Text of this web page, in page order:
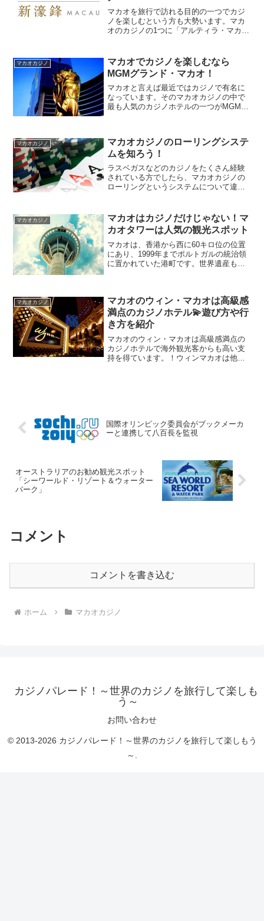
マカオを旅行で訪れる目的の一つでカジ
ノを楽しむという方も大勢います。マカ
オのカジノの1つに「アルティラ・マカオ
カオ国際空港からは車で約10分程度の
距...
マカオカジノ
マカオでカジノを楽しむなら
MGMグランド・マカオ！
マカオと言えば最近ではカジノで有名に
なっています。そのマカオカジノの中で
最も人気のカジノホテルの一つがMGMグ
OPENしたアメ...
マカオカジノ
マカオカジノのローリングシステ
ムを知ろう！
ラスベガスなどのカジノをたくさん経験
されている方でしたら、マカオカジノの
ローリングというシステムについて違和
とは、キャッシュバックしてもらえると
いうシステムだということ...
マカオカジノ
マカオはカジノだけじゃない！マ
カオタワーは人気の観光スポット
マカオは、香港から西に60キロ位の位置
にあり、1999年までポルトガルの統治領
に置かれていた港町です。世界遺産も多
Towe...
マカオカジノ
マカオのウィン・マカオは高級感
満点のカジノホテル💫遊び方や行
き方を紹介
マカオのウィン・マカオは高級感満点の
カジノホテルで海外観光客からも高い支
持を得ています。！ウィンマカオは他の
国際オリンピック委員会がブックメーカ
ーと連携して八百長を監視
オーストラリアのお勧め観光スポット
「シーワールド・リゾート＆ウォーター
パーク」
コメント
コメントを書き込む
ホーム マカオカジノ
カジノパレード！～世界のカジノを旅行して楽しも
う～
お問い合わせ
© 2013-2026 カジノパレード！～世界のカジノを旅行して楽しもう
～.